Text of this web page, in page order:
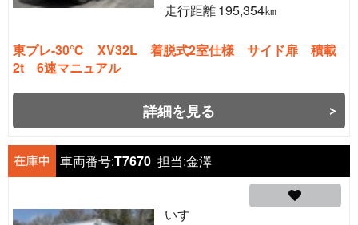
走行距離195,354㎞
東プレ-30℃ XV32L 着脱式2室仕様 サイド扉 積載
2t 6速マニュアル
詳細を見る
車両番号:T7670 担当:金澤
いすゞ